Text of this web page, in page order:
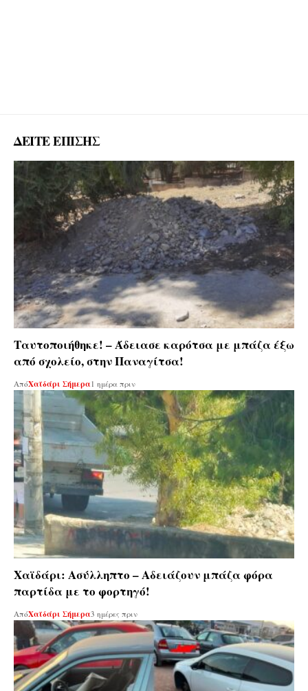
ΔΕΙΤΕ ΕΠΙΣΗΣ
Ταυτοποιήθηκε! – Άδειασε καρότσα με μπάζα έξω
από σχολείο, στην Παναγίτσα!
ΑπόΧαϊδάρι Σήμερα1 ημέρα πριν
Χαϊδάρι: Ασύλληπτο – Αδειάζουν μπάζα φόρα
παρτίδα με το φορτηγό!
ΑπόΧαϊδάρι Σήμερα3 ημέρες πριν